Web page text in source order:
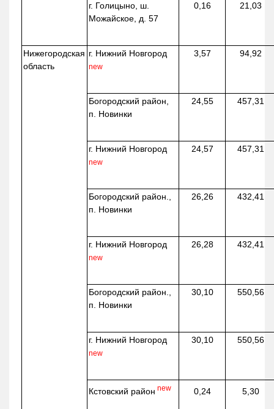
г. Голицыно, ш.
Можайское, д. 57
0,16 21,03
Нижегородская
область
г. Нижний Новгород
new
3,57 94,92
Богородский район,
п. Новинки
24,55 457,31
г. Нижний Новгород
new
24,57 457,31
Богородский район.,
п. Новинки
26,26 432,41
г. Нижний Новгород
new
26,28 432,41
Богородский район.,
п. Новинки
30,10 550,56
г. Нижний Новгород
new
30,10 550,56
Кстовский район new 0,24 5,30